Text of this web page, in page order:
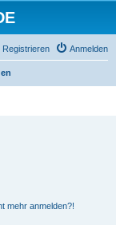
Anmelden
Registrieren
mehr anmelden?!